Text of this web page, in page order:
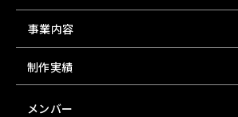
事業内容
制作実績
メンバー